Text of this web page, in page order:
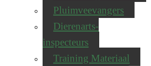
Pluimveevangers
Dierenarts-
inspecteurs
Training Materiaal